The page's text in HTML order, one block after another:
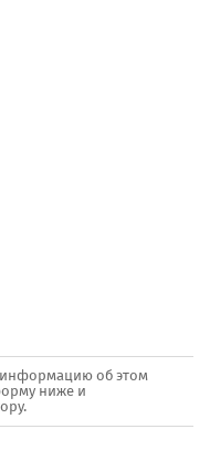
об этом
ниже и